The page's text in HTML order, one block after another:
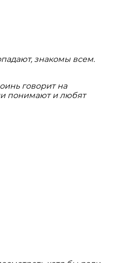
знакомы всем.
говорит на
понимают и любят